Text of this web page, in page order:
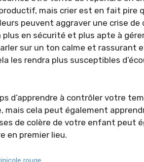
mais crier est en fait pire
peuvent aggraver une crise
plus en sécurité et plus apte à
sur un ton calme et rassurant
les rendra plus susceptibles
d’apprendre à contrôler votre
mais cela peut également
de colère de votre enfant peut
en premier lieu.